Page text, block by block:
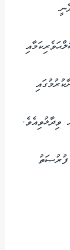
ފުރުޞަތު